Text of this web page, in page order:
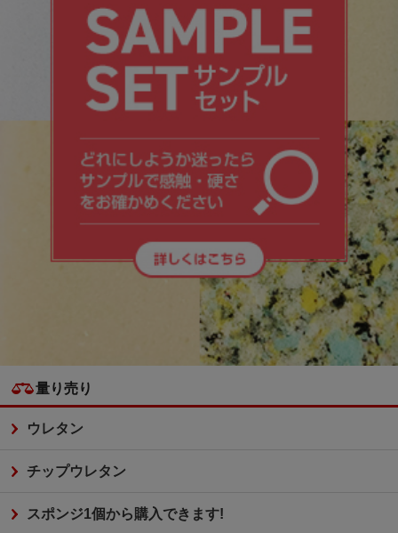
量り売り
ウレタン
チップウレタン
スポンジ1個から購入できます!